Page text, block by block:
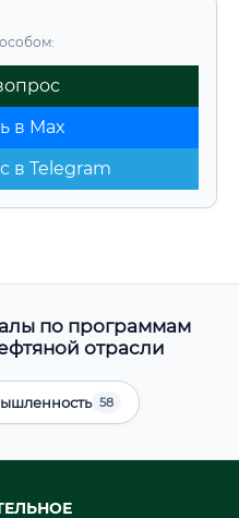
в Max
в Telegram
по программам
отрасли
58